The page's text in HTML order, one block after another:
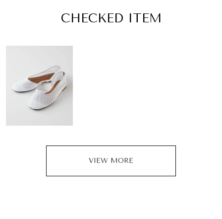
CHECKED ITEM
VIEW MORE